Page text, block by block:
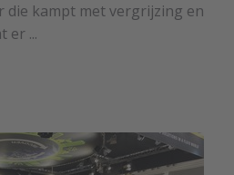
die kampt met vergrijzing en
er ...